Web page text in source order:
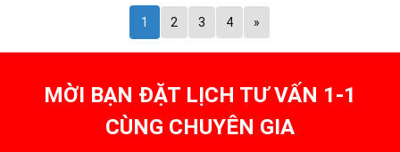
1 2 3 4 »
MỜI BẠN ĐẶT LỊCH TƯ VẤN 1-1
CÙNG CHUYÊN GIA